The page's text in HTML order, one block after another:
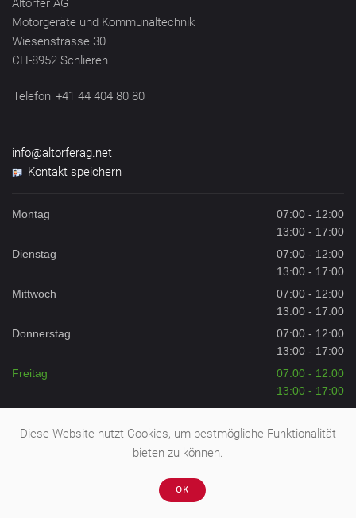
Altorfer AG
Motorgeräte und Kommunaltechnik
Wiesenstrasse 30
CH-8952 Schlieren
Telefon +41 44 404 80 80
info@altorferag.net
Kontakt speichern
Montag
07:00 - 12:00
13:00 - 17:00
Dienstag
07:00 - 12:00
13:00 - 17:00
Mittwoch
07:00 - 12:00
13:00 - 17:00
Donnerstag
07:00 - 12:00
13:00 - 17:00
Freitag
07:00 - 12:00
13:00 - 17:00
Sonntag
Geschlossen
Diese Website nutzt Cookies, um bestmögliche Funktionalität
bieten zu können.
OK